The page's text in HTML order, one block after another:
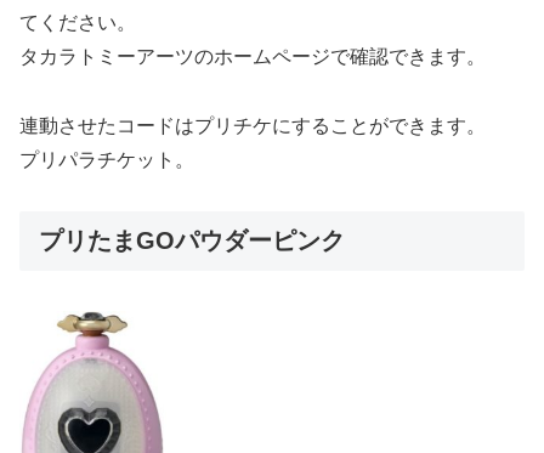
てください。
タカラトミーアーツのホームページで確認できます。
連動させたコードはプリチケにすることができます。
プリパラチケット。
プリたまGOパウダーピンク